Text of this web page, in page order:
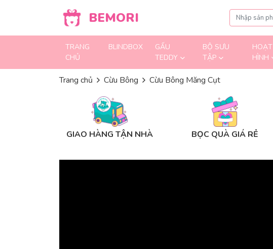
BEMORI
TRANG
CHỦ
BLINDBOX
GẤU
TEDDY
BỘ SƯU
TẬP
HOẠT
HÌNH
Trang chủ Cừu Bông Cừu Bông Măng Cụt
GIAO HÀNG TẬN NHÀ BỌC QUÀ GIÁ RẺ